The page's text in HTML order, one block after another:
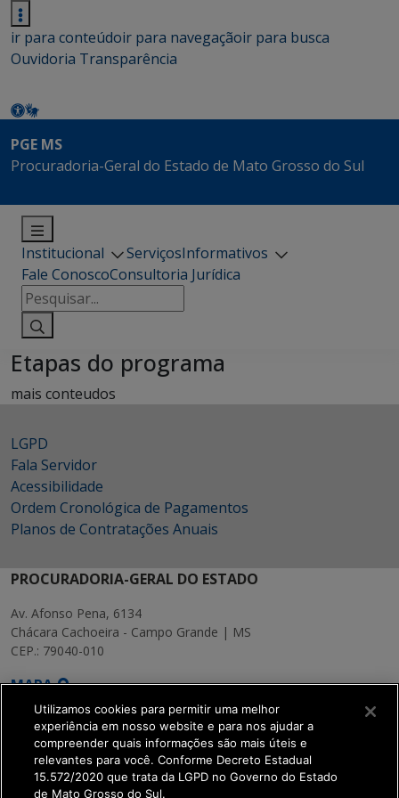
ir para conteúdoir para navegaçãoir para busca
Ouvidoria Transparência
PGE MS
Procuradoria-Geral do Estado de Mato Grosso do Sul
Institucional ServiçosInformativos
Fale ConoscoConsultoria Jurídica
Pesquisar
por:
Etapas do programa
mais conteudos
LGPD
Fala Servidor
Acessibilidade
Ordem Cronológica de Pagamentos
Planos de Contratações Anuais
PROCURADORIA-GERAL DO ESTADO
Av. Afonso Pena, 6134
Chácara Cachoeira - Campo Grande | MS
CEP.: 79040-010
MAPA
SETDIG | Secretaria-
Utilizamos cookies para permitir uma melhor
experiência em nosso website e para nos ajudar a
compreender quais informações são mais úteis e
relevantes para você. Conforme Decreto Estadual
15.572/2020 que trata da LGPD no Governo do Estado
de Mato Grosso do Sul.